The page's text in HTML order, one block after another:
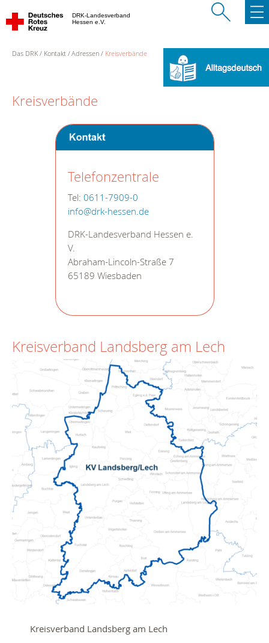
DRK-Landesverband
Hessen e.V.
Das DRK Kontakt Adressen Kreisverbände
Kreisverbände
Telefonzentrale
Tel: 0611-7909-0
info@drk-hessen.de
DRK-Landesverband Hessen e.
V.
Abraham-Lincoln-Straße 7
65189 Wiesbaden
Kreisverband Landsberg am Lech
Kreisverband Landsberg am Lech